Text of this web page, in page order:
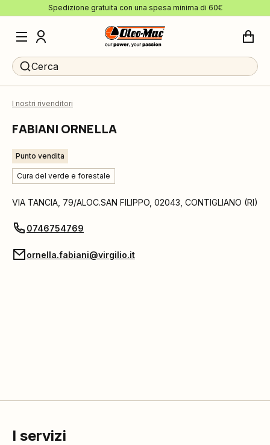
Spedizione gratuita con una spesa minima di 60€
Cerca
I nostri rivenditori
FABIANI ORNELLA
Punto vendita
Cura del verde e forestale
VIA TANCIA, 79/ALOC.SAN FILIPPO 02043 CONTIGLIANO (RI)
0746754769
ornella.fabiani@virgilio.it
I servizi